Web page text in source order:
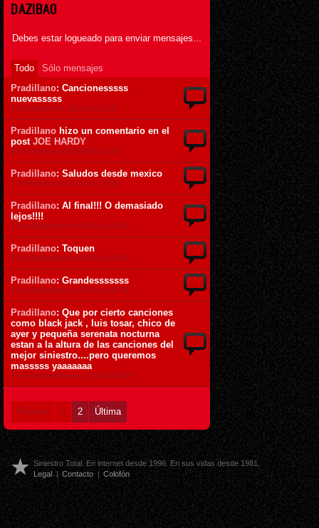
DAZIBAO
Debes estar logueado para enviar mensajes...
Todo
Sólo mensajes
Pradillano: Cancionesssss
nuevasssss
22 de Marzo de 2019 ás 01:15
Pradillano hizo un comentario en el
post JOE HARDY
25 de Febrero de 2019 ás 01:07
Pradillano: Saludos desde mexico
7 de Febrero de 2019 ás 13:30
Pradillano: Al final!!! O demasiado
lejos!!!!
16 de Diciembre de 2018 ás 06:40
Pradillano: Toquen
16 de Diciembre de 2018 ás 06:39
Pradillano: Grandesssssss
16 de Diciembre de 2018 ás 06:38
Pradillano: Que por cierto canciones
como black jack , luis tosar, chico de
ayer y pequeña serenata nocturna
estan a la altura de las canciones del
mejor siniestro....pero queremos
masssss yaaaaaaa
15 de Noviembre de 2018 ás 03:49
Primera 1 2 Última
Siniestro Total. En internet desde 1996. En sus vidas desde 1981.
Legal | Contacto | Colofón